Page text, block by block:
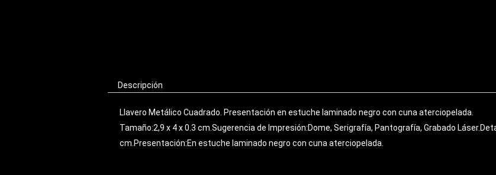
Descripción
Llavero Metálico Cuadrado. Presentación en estuche laminado negro con cuna aterciopelada.
Tamaño:2,9 x 4 x 0.3 cm.Sugerencia de Impresión:Dome, Serigrafía, Pantografía, Grabado
cm.Presentación:En estuche laminado negro con cuna aterciopelada.